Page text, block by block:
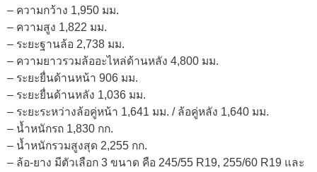
– ความกว้าง 1,950 มม.
– ความสูง 1,822 มม.
– ระยะฐานล้อ 2,738 มม.
– ความยาวรวมล้ออะไหล่ด้านหลัง 4,800 มม.
– ระยะยื่นด้านหน้า 906 มม.
– ระยะยื่นด้านหลัง 1,036 มม.
– ระยะระหว่างล้อคู่หน้า 1,641 มม. / ล้อคู่หลัง 1,640 มม.
– น้ำหนักรถ 1,830 กก.
– น้ำหนักรวมสูงสุด 2,255 กก.
– ล้อ-ยาง มีตัวเลือก 3 ขนาด คือ 245/55 R19, 255/60 R19 และ